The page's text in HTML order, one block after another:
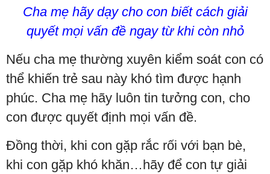
Cha mẹ hãy dạy cho con biết cách giải
quyết mọi vấn đề ngay từ khi còn nhỏ
Nếu cha mẹ thường xuyên kiểm soát con có
thể khiến trẻ sau này khó tìm được hạnh
phúc. Cha mẹ hãy luôn tin tưởng con, cho
con được quyết định mọi vấn đề.
Đồng thời, khi con gặp rắc rối với bạn bè,
khi con gặp khó khăn…hãy để con tự giải